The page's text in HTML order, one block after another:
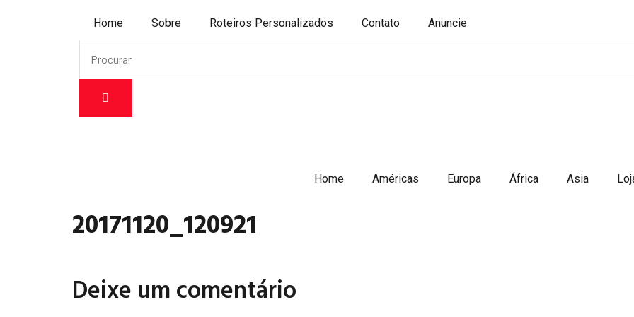
Home Sobre Roteiros Personalizados Contato Anuncie
Home Américas Europa África Asia
20171120_120921
Deixe um comentário